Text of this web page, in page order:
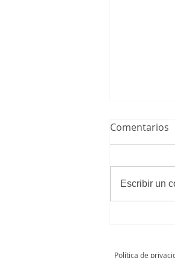
Loeches
Comentarios
Escribir un
Política de